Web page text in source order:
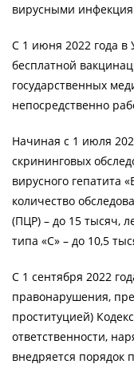
вирусными
С 1 июня 2022 года в
бесплатной
государственных
непосредственно
Начиная с 1 июля
скрининговых
вирусного гепатита
количество
(ПЦР) – до 15 тысяч,
типа «С» – до 10,5
С 1 сентября 2022
правонарушения,
проституцией)
ответственности,
внедряется порядок